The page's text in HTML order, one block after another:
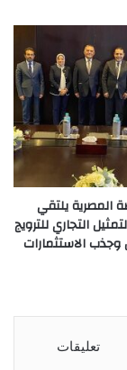
المصرية يلتقي
التجاري للترويج
الاستثمارات
تعليقات